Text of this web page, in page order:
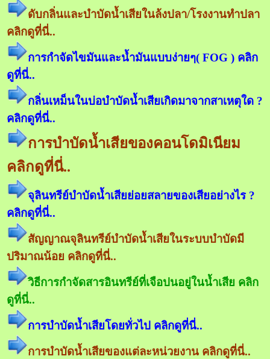
ดับกลิ่นและบำบัดน้ำเสียในล้งปลา/โรงงานทำปลา
คลิกดูที่นี่..
การกำจัดไขมันและน้ำมันแบบง่ายๆ( FOG ) คลิก
ดูที่นี่..
กลิ่นเหม็นในบ่อบำบัดน้ำเสียเกิดมาจากสาเหตุใด ?
คลิกดูที่นี่..
การบำบัดน้ำเสียของคอนโดมิเนียม
คลิกดูที่นี่..
จุลินทรีย์บำบัดน้ำเสียย่อยสลายของเสียอย่างไร ?
คลิกดูที่นี่..
สัญญาณจุลินทรีย์บำบัดน้ำเสียในระบบบำบัดมี
ปริมาณน้อย คลิกดูที่นี่..
วิธีการกำจัดสารอินทรีย์ที่เจือปนอยู่ในน้ำเสีย คลิก
ดูที่นี่..
การบำบัดน้ำเสียโดยทั่วไป คลิกดูที่นี่..
การบำบัดน้ำเสียของแต่ละหน่วยงาน คลิกดูที่นี่..